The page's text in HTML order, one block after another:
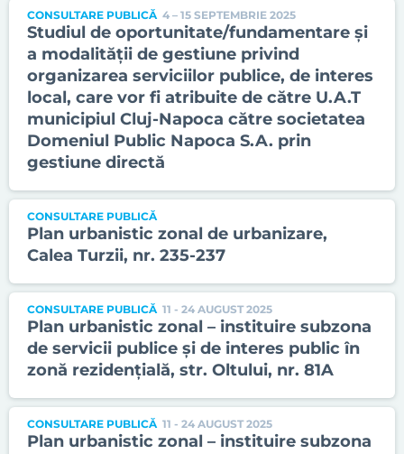
CONSULTARE PUBLICĂ 4 – 15 SEPTEMBRIE 2025
Studiul de oportunitate/fundamentare și
a modalității de gestiune privind
organizarea serviciilor publice, de interes
local, care vor fi atribuite de către U.A.T
municipiul Cluj-Napoca către societatea
Domeniul Public Napoca S.A. prin
gestiune directă
CONSULTARE PUBLICĂ
Plan urbanistic zonal de urbanizare,
Calea Turzii, nr. 235-237
CONSULTARE PUBLICĂ 11 - 24 AUGUST 2025
Plan urbanistic zonal – instituire subzona
de servicii publice și de interes public în
zonă rezidențială, str. Oltului, nr. 81A
CONSULTARE PUBLICĂ 11 - 24 AUGUST 2025
Plan urbanistic zonal – instituire subzona